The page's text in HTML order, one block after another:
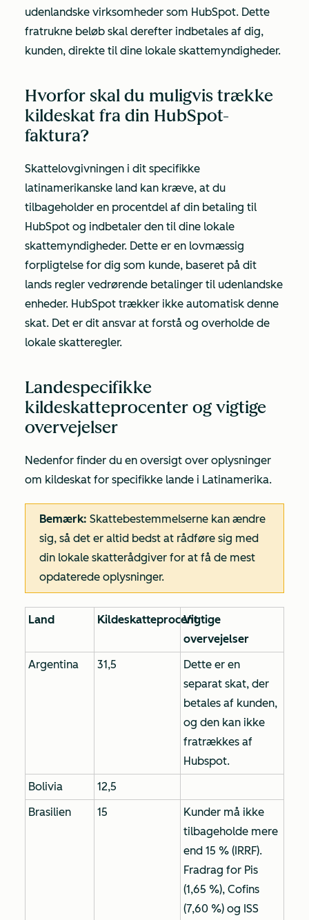
udenlandske virksomheder som HubSpot. Dette
fratrukne beløb skal derefter indbetales af dig,
kunden, direkte til dine lokale skattemyndigheder.
Hvorfor skal du muligvis trække
kildeskat fra din HubSpot-
faktura?
Skattelovgivningen i dit specifikke
latinamerikanske land kan kræve, at du
tilbageholder en procentdel af din betaling til
HubSpot og indbetaler den til dine lokale
skattemyndigheder. Dette er en lovmæssig
forpligtelse for dig som kunde, baseret på dit
lands regler vedrørende betalinger til udenlandske
enheder. HubSpot trækker ikke automatisk denne
skat. Det er dit ansvar at forstå og overholde de
lokale skatteregler.
Landespecifikke
kildeskatteprocenter og vigtige
overvejelser
Nedenfor finder du en oversigt over oplysninger
om kildeskat for specifikke lande i Latinamerika.
Bemærk: Skattebestemmelserne kan ændre
sig, så det er altid bedst at rådføre sig med
din lokale skatterådgiver for at få de mest
opdaterede oplysninger.
Land KildeskatteprocentVigtige
overvejelser
Argentina
31,5
Dette er en
separat skat, der
betales af kunden,
og den kan ikke
fratrækkes af
Hubspot.
Bolivia
12,5
Brasilien
15
Kunder må ikke
tilbageholde mere
end 15 % (IRRF).
Fradrag for Pis
(1,65 %), Cofins
(7,60 %) og ISS